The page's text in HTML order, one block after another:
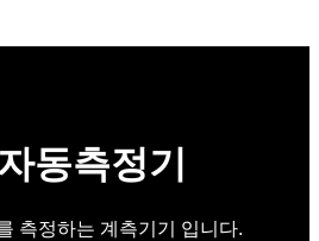
동측정기
측정하는 계측기기 입니다.